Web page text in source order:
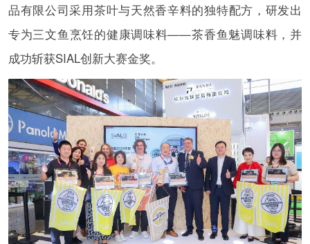
品有限公司采用茶叶与天然香辛料的独特配方，研发出
专为三文鱼烹饪的健康调味料——茶香鱼魅调味料，并
成功斩获SIAL创新大赛金奖。